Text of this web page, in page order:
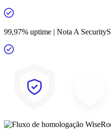
99,97% uptime | Nota A